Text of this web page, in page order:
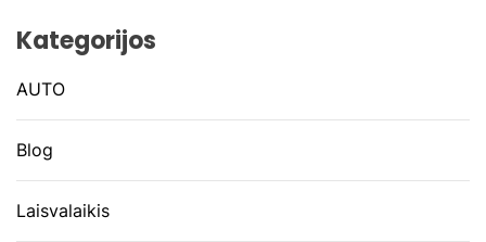
Kategorijos
AUTO
Blog
Laisvalaikis